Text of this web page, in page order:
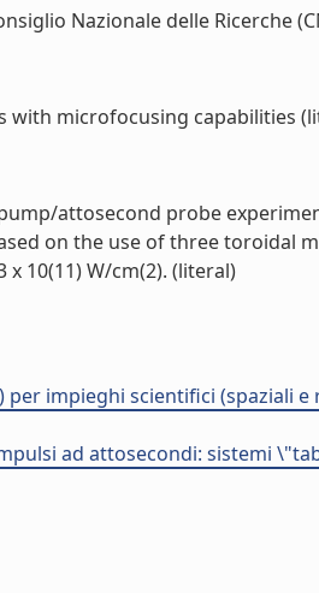
Nazionale delle Ricerche
microfocusing capabilities
attosecond probe
on the use of three toroidal
10(11) W/cm(2). (literal)
impieghi scientifici (spaziali
ad attosecondi: sistemi